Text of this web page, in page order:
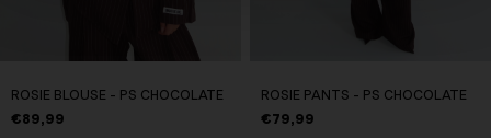
ROSIE BLOUSE - PS CHOCOLATE
€89,99
ROSIE PANTS - PS CHOCOLATE
€79,99